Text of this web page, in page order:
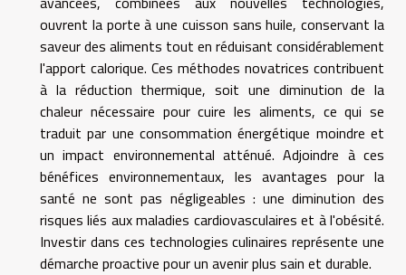
ouvrent la porte à une cuisson sans huile, conservant la
saveur des aliments tout en réduisant considérablement
l'apport calorique. Ces méthodes novatrices contribuent
à la réduction thermique, soit une diminution de la
chaleur nécessaire pour cuire les aliments, ce qui se
traduit par une consommation énergétique moindre et
un impact environnemental atténué. Adjoindre à ces
bénéfices environnementaux, les avantages pour la
santé ne sont pas négligeables : une diminution des
risques liés aux maladies cardiovasculaires et à l'obésité.
Investir dans ces technologies culinaires représente une
démarche proactive pour un avenir plus sain et durable.